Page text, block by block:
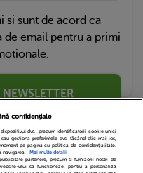
si sunt de acord ca
de email pentru a primi
confidențiale
dvs., precum identificatorii cookie unici
gestiona preferințele dvs. făcând clic mai jos,
pe pagina cu politica de confidențialitate.
navigarea.
Mai multe detalii
partenere, precum si furnizorii nostri de
ului sa functioneze, pentru a personaliza